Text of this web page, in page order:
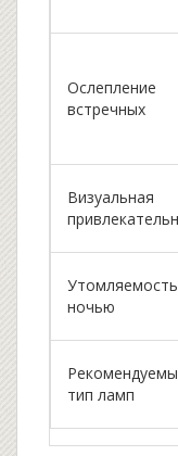
Ослепление
встречных
Визуальная
Утомляемость
ночью
тип ламп